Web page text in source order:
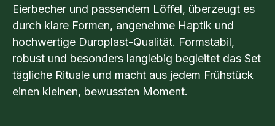
Eierbecher und passendem Löffel, überzeugt es
durch klare Formen, angenehme Haptik und
hochwertige Duroplast-Qualität. Formstabil,
robust und besonders langlebig begleitet das Set
tägliche Rituale und macht aus jedem Frühstück
einen kleinen, bewussten Moment.